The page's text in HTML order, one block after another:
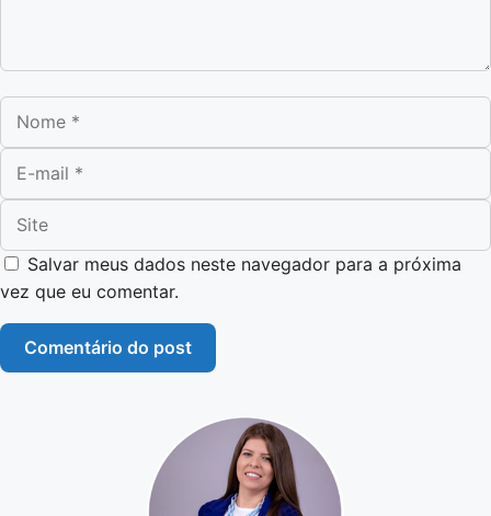
Nome
E-mail
Site
Salvar meus dados neste navegador para a próxima
vez que eu comentar.